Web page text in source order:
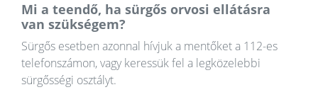
Mi a teendő, ha sürgős orvosi ellátásra
van szükségem?
Sürgős esetben azonnal hívjuk a mentőket a 112-es
telefonszámon, vagy keressük fel a legközelebbi
sürgősségi osztályt.